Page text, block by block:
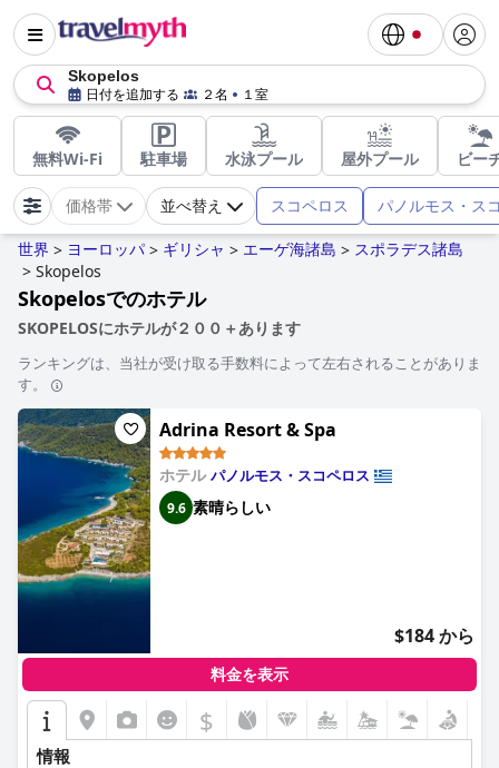
Skopelos
日付を追加する ２名 １室
無料Wi-Fi 駐車場 水泳プール 屋外プール ビー
価格帯 並べ替え スコペロス パノルモス・ス
世界 > ヨーロッパ > ギリシャ > エーゲ海諸島 > スポラデス諸島
> Skopelos
Skopelosでのホテル
SKOPELOSにホテルが２００＋あります
ランキングは、当社が受け取る手数料によって左右されることがありま
す。
Adrina Resort & Spa
ホテルパノルモス・スコペロス
9.6 素晴らしい
$184 から
料金を表示
$
情報